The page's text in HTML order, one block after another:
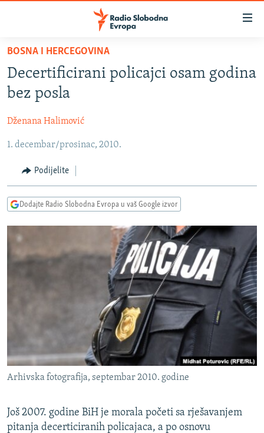
Pređite
glavni
sadržaj
na
navigaciju
Pređite
pretragu
BOSNA I HERCEGOVINA
SRBIJA
KOSOVO
CRNA GORA
VIZUELNO
FOTOGALERIJE
PODCASTI
RAT U UKRAJINI
KINA NA BALKANU
RSE PRIČE IZ SVIJETA
VIŠE OD NASLOVA
GENOCID U SREBRENICI
POPLAVE I KLIZIŠTA U BIH 2024.
POST SCRIPTUM
PRATITE NAS
Sve RFE/RL stranice
BOSNA I HERCEGOVINA
Decertificirani policajci osam godina
bez posla
Dženana Halimović
1. decembar/prosinac, 2010.
Podijelite
Dodajte Radio Slobodna Evropa u vaš Google izvor
Arhivska fotografija, septembar 2010. godine
Još 2007. godine BiH je morala početi sa rješavanjem
pitanja decerticiranih policajaca, a po osnovu